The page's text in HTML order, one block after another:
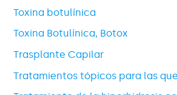
Toxina botulínica
Toxina Botulínica, Botox
Trasplante Capilar
Tratamientos tópicos para las